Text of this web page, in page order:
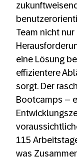
Team nicht
eine Lösung
effizientere
sorgt. Der
Bootcamps –
115
was